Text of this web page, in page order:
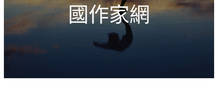
國作家網